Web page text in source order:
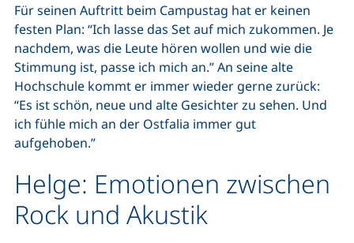
Für seinen Auftritt beim Campustag hat er keinen
festen Plan: “Ich lasse das Set auf mich zukommen. Je
nachdem, was die Leute hören wollen und wie die
Stimmung ist, passe ich mich an.” An seine alte
Hochschule kommt er immer wieder gerne zurück:
“Es ist schön, neue und alte Gesichter zu sehen. Und
ich fühle mich an der Ostfalia immer gut
aufgehoben.”
Helge: Emotionen zwischen
Rock und Akustik